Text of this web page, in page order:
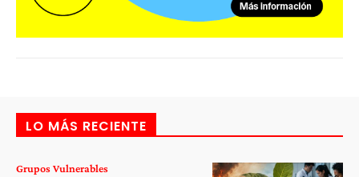
LO MÁS RECIENTE
Grupos Vulnerables